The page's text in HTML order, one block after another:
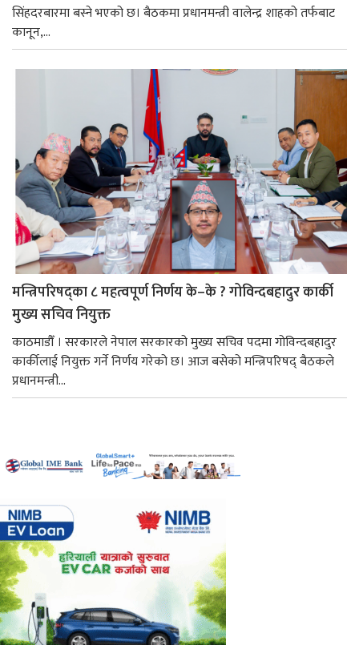
सिंहदरबारमा बस्ने भएको छ। बैठकमा प्रधानमन्त्री वालेन्द्र शाहको तर्फबाट
कानून,...
मन्त्रिपरिषद्का ८ महत्वपूर्ण निर्णय के–के ? गोविन्दबहादुर कार्की
मुख्य सचिव नियुक्त
काठमाडौँ । सरकारले नेपाल सरकारको मुख्य सचिव पदमा गोविन्दबहादुर
कार्कीलाई नियुक्त गर्ने निर्णय गरेको छ। आज बसेको मन्त्रिपरिषद् बैठकले
प्रधानमन्त्री...